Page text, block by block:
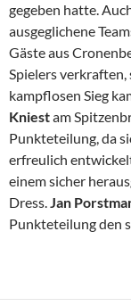
gegeben hatte.
ausgeglichene
Gäste aus
Spielers verkraften,
kampflosen Sieg
Kniestam
Punkteteilung, da
erfreulich
einem sicher
Dress.Jan
Punkteteilung den